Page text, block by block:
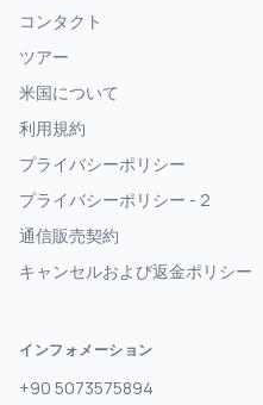
コンタクト
ツアー
米国について
利用規約
プライバシーポリシー
プライバシーポリシー - 2
通信販売契約
キャンセルおよび返金ポリシー
インフォメーション
+90 5073575894